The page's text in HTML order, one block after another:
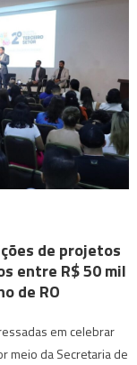
de projetos
entre R$ 50 mil
de RO
em celebrar
meio da Secretaria de